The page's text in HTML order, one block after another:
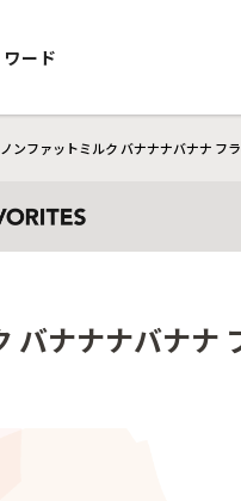
ワード
ノンファットミルク バナナナバナナ フ
バナナナバナナ